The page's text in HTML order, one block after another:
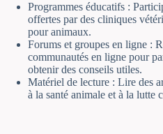
Programmes éducatifs :
offertes par des cliniques
pour animaux.
Forums et groupes en ligne :
communautés en ligne pour
obtenir des conseils utiles.
Matériel de lecture : Lire des
à la santé animale et à la lutte